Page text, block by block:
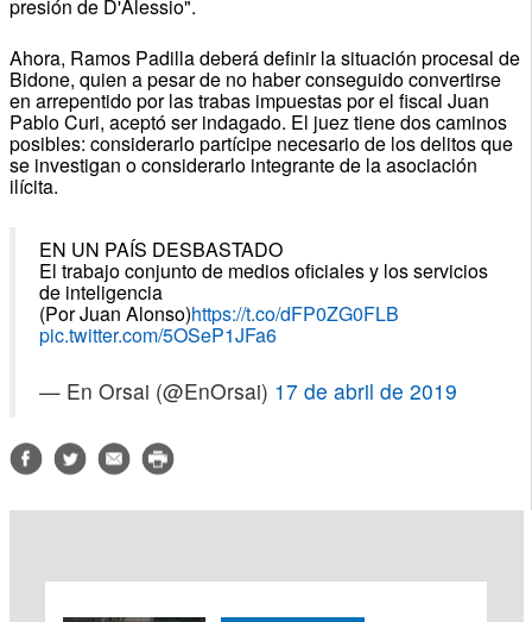
presión de D'Alessio".
Ahora, Ramos Padilla deberá definir la situación procesal de
Bidone, quien a pesar de no haber conseguido convertirse
en arrepentido por las trabas impuestas por el fiscal Juan
Pablo Curi, aceptó ser indagado. El juez tiene dos caminos
posibles: considerarlo partícipe necesario de los delitos que
se investigan o considerarlo integrante de la asociación
ilícita.
EN UN PAÍS DESBASTADO
El trabajo conjunto de medios oficiales y los servicios
de inteligencia
(Por Juan Alonso)https://t.co/dFP0ZG0FLB
pic.twitter.com/5OSeP1JFa6
— En Orsai (@EnOrsai) 17 de abril de 2019